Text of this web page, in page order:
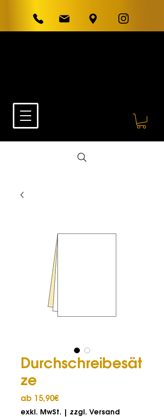
Durchschreibesät
ze
ab 15,90€Sale-
Preis
exkl. MwSt. zzgl. Versand